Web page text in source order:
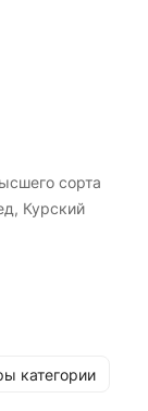
сорта
Курский
категории